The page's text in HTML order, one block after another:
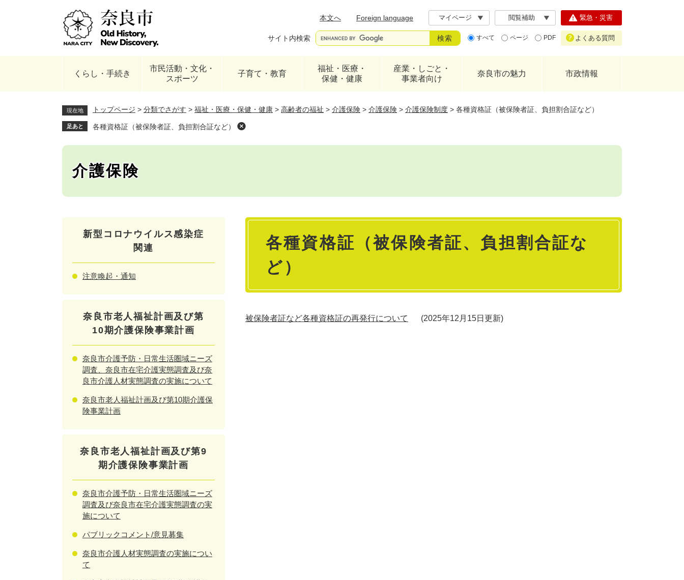
本文へ
Foreign language マイページ 閲覧補助
サイト内検索 すべて ページ PDF
緊急・災害
よくある質問
くらし・手続き
市民活動・文化・
スポーツ
子育て・教育
福祉・医療・
保健・健康
産業・しごと・
事業者向け
奈良市の魅力 市政情報
現在地 トップページ > 分類でさがす > 福祉・医療・保健・健康 > 高齢者の福祉 > 介護保険 > 介護保険 > 介護保険制度 > 各種資格証（被保険者証、負担割合証など）
足あと 各種資格証（被保険者証、負担割合証など）
介護保険
本
各種資格証（被保険者証、負担割合証な
ど）
被保険者証など各種資格証の再発行について 2025年12月15日更新
新型コロナウイルス感染症
関連
注意喚起・通知
奈良市老人福祉計画及び第
10期介護保険事業計画
奈良市介護予防・日常生活圏域ニーズ
調査、奈良市在宅介護実態調査及び奈
良市介護人材実態調査の実施について
奈良市老人福祉計画及び第10期介護保
険事業計画
奈良市老人福祉計画及び第9
期介護保険事業計画
奈良市介護予防・日常生活圏域ニーズ
調査及び奈良市在宅介護実態調査の実
施について
パブリックコメント/意見募集
奈良市介護人材実態調査の実施につい
て